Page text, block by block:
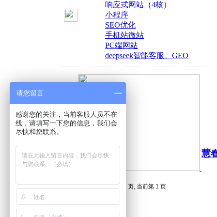
响应式网站（4核）
小程序
SEO优化
手机站微站
PC端网站
deepseek智能客服、GEO
慧
1 总计 1 个记录分为 1 页, 当前第 1 页
请您留言
感谢您的关注，当前客服人员不在
线，请填写一下您的信息，我们会
尽快和您联系。